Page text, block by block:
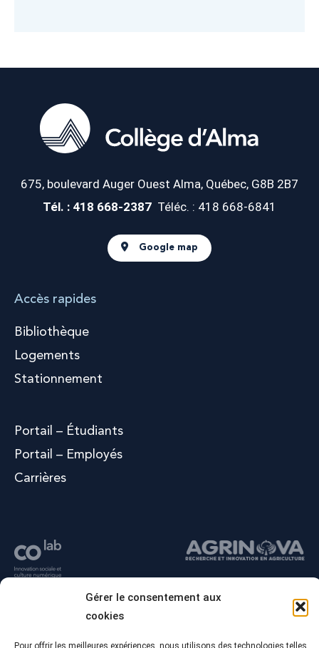
Gérer le consentement aux
cookies
Pour offrir les meilleures expériences, nous utilisons des technologies telles
675, boulevard Auger Ouest Alma, Québec, G8B 2B7
Tél. : 418 668-2387 Téléc. : 418 668-6841
Google map
Accès rapides
Bibliothèque
Logements
Stationnement
Portail – Étudiants
Portail – Employés
Carrières